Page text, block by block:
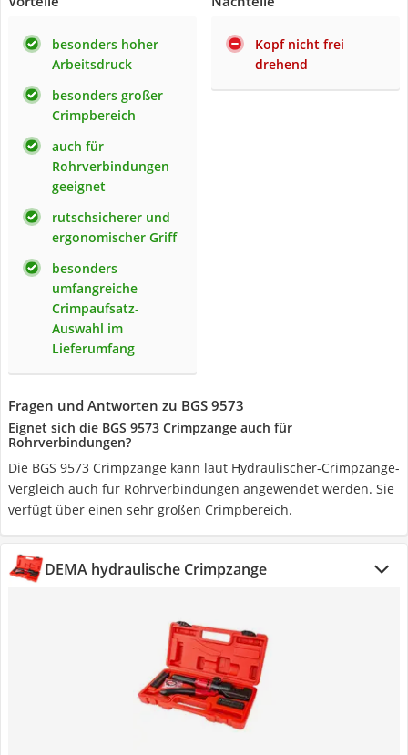
besonders hoher
Arbeitsdruck
besonders großer
Crimpbereich
auch für
Rohrverbindungen
geeignet
rutschsicherer und
ergonomischer Griff
besonders
umfangreiche
Crimpaufsatz-
Auswahl im
Lieferumfang
Kopf nicht frei
drehend
Fragen und Antworten zu BGS 9573
Eignet sich die BGS 9573 Crimpzange auch für
Rohrverbindungen?
Die BGS 9573 Crimpzange kann laut Hydraulischer-Crimpzange-
Vergleich auch für Rohrverbindungen angewendet werden. Sie
verfügt über einen sehr großen Crimpbereich.
DEMA hydraulische Crimpzange